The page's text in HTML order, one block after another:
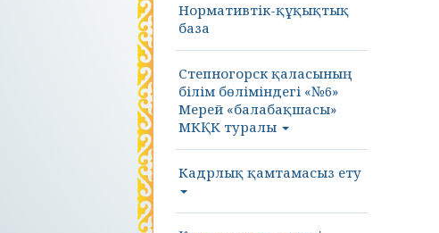
Нормативтік-құқықтық
база
Степногорск қаласының
білім бөліміндегі «№6»
Мерей «балабақшасы»
МКҚК туралы
Кадрлық қамтамасыз ету